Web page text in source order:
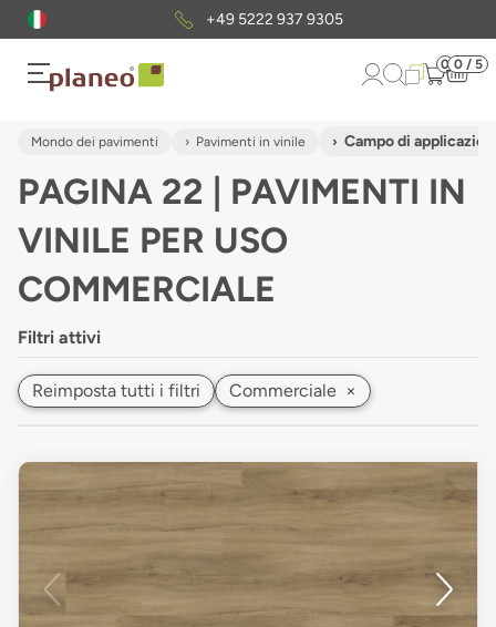
Pacchetto di campionigratuiti
0 0 / 5
Mondo dei pavimenti Pavimenti in vinile Campo di
PAGINA 22 | PAVIMENTI IN
VINILE PER USO
COMMERCIALE
Filtri attivi
Reimposta tutti i filtri Commerciale ×